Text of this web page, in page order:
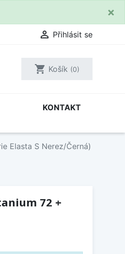
×
 Přihlásit se
shopping_cart Košík (0)
KONTAKT
Elasta S Nerez/Černá)
72 +